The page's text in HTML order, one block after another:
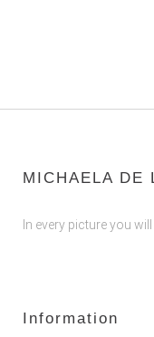
MICHAELA DE
In every picture you
Information